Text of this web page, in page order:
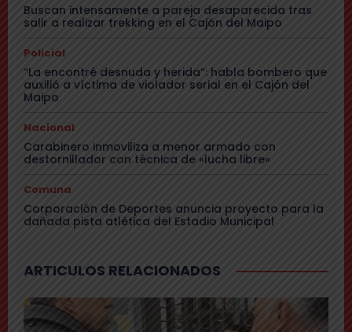
Buscan intensamente a pareja desaparecida tras
salir a realizar trekking en el Cajón del Maipo
Policial
“La encontré desnuda y herida”: habla bombero que
auxilió a víctima de violador serial en el Cajón del
Maipo
Nacional
Carabinero inmoviliza a menor armado con
destornillador con técnica de «lucha libre»
Comuna
Corporación de Deportes anuncia proyecto para la
dañada pista atlética del Estadio Municipal
ARTICULOS RELACIONADOS